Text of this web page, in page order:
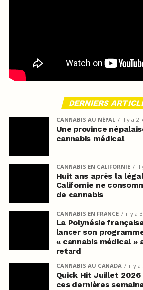
DERNIERS
CANNABIS AU NÉPAL il y a 2
Une province
cannabis médical
CANNABIS EN CALIFORNIE il
Huit ans après la
Californie ne
de cannabis
CANNABIS EN FRANCE il y a
La Polynésie
lancer son
« cannabis médical »
retard
CANNABIS AU CANADA il y a
Quick Hit Juillet 2026
ces dernières